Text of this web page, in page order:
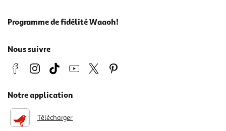
Programme de fidélité Waaoh!
Nous suivre
Notre application
Télécharger